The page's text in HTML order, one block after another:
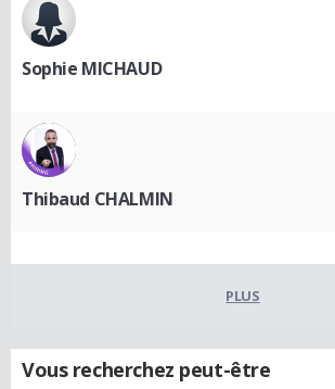
Sophie MICHAUD
Thibaud CHALMIN
PLUS
Vous recherchez peut-être